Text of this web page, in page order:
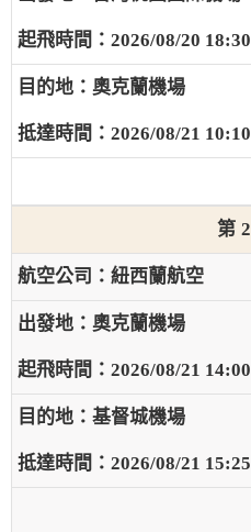
2026/08/20 18:30
奧克蘭機場
2026/08/21 10:10
2
紐西蘭航空
奧克蘭機場
2026/08/21 14:00
基督城機場
2026/08/21 15:25